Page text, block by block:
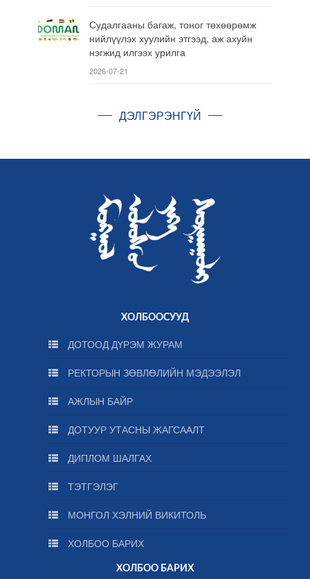
Судалгааны багаж, тоног төхөөрөмж
нийлүүлэх хуулийн этгээд, аж ахуйн
нэгжид илгээх урилга
2026-07-21
ДЭЛГЭРЭНГҮЙ
ХОЛБООСУУД
ДОТООД ДҮРЭМ ЖУРАМ
РЕКТОРЫН ЗӨВЛӨЛИЙН МЭДЭЭЛЭЛ
АЖЛЫН БАЙР
ДОТУУР УТАСНЫ ЖАГСААЛТ
ДИПЛОМ ШАЛГАХ
ТЭТГЭЛЭГ
МОНГОЛ ХЭЛНИЙ ВИКИТОЛЬ
ХОЛБОО БАРИХ
ХОЛБОО БАРИХ